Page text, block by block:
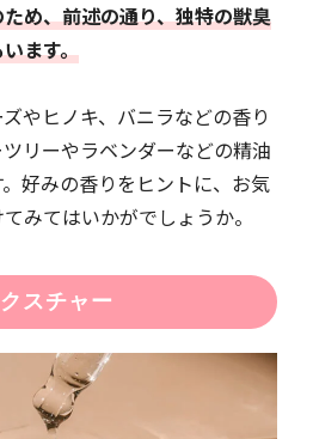
め、前述の通り、独特の獣臭
ます。
やヒノキ、バニラなどの香り
リーやラベンダーなどの精油
好みの香りをヒントに、お気
みてはいかがでしょうか。
スチャー